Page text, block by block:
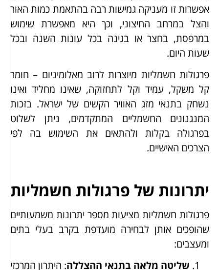
אפשרות זו מעניקה גמישות רבה בהתאמת כמות האור
והצל במרחב החיצוני, וכך היא מאפשרת שימוש
במרפסת, בחצר או בגינה בכל עונות השנה ובכל
שעות היום.
פרגולות חשמליות מיוצרות לרוב מאלומיניום – חומר
קל משקל, עמיד וקל לתחזוקה, שאינו מחליד ואינו
נשחק בתנאי מזג האוויר הקשים של ישראל. בזכות
המנגנונים החשמליים המתקדמים, ניתן לשלוט
בפרגולה בקלות ולהתאים את השימוש בה לפי
הצרכים האישיים.
יתרונות של פרגולות חשמליות
פרגולות חשמליות מציעות מספר יתרונות משמעותיים
שהופכים אותן לבחירה מועדפת בקרב בעלי בתים
ומעצבים:
שליטה מלאה בתנאי ההצללה: היתרון המרכזי